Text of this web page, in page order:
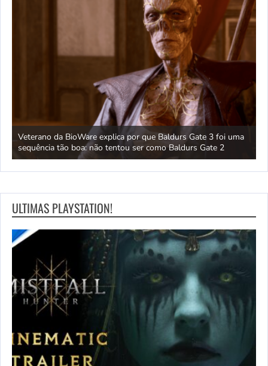
Veterano da BioWare explica por que Baldurs Gate 3 foi uma
sequência tão boa: não tentou ser como Baldurs Gate 2
ULTIMAS PLAYSTATION!